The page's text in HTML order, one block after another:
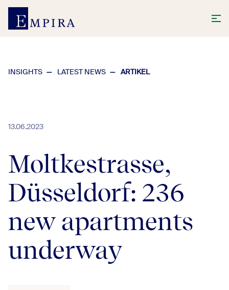
INSIGHTS LATEST NEWS ARTIKEL
13.06.2023
Moltkestrasse,
Düsseldorf: 236
new apartments
underway